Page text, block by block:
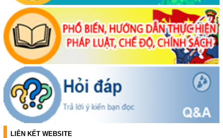
LIÊN KẾT WEBSITE